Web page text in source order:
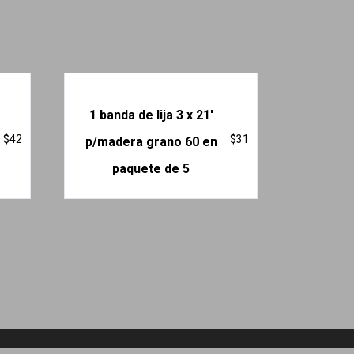
$42
1 banda de lija 3 x 21′
p/madera grano 60 en
paquete de 5
$31